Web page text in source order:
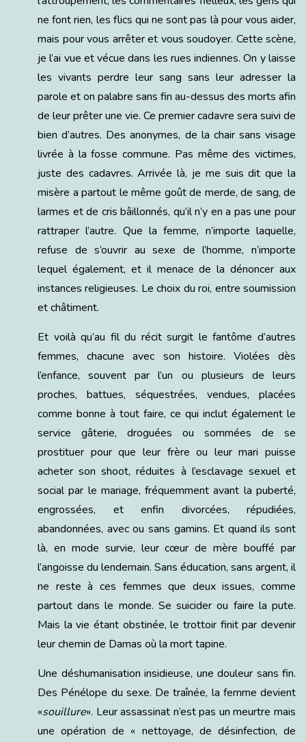
ne font rien, les flics qui ne sont pas là pour vous aider,
mais pour vous arrêter et vous soudoyer. Cette scène,
je l’ai vue et vécue dans les rues indiennes. On y laisse
les vivants perdre leur sang sans leur adresser la
parole et on palabre sans fin au-dessus des morts afin
de leur prêter une vie. Ce premier cadavre sera suivi de
bien d’autres. Des anonymes, de la chair sans visage
livrée à la fosse commune. Pas même des victimes,
juste des cadavres. Arrivée là, je me suis dit que la
misère a partout le même goût de merde, de sang, de
larmes et de cris bâillonnés, qu’il n’y en a pas une pour
rattraper l’autre. Que la femme, n’importe laquelle,
refuse de s’ouvrir au sexe de l’homme, n’importe
lequel également, et il menace de la dénoncer aux
instances religieuses. Le choix du roi, entre soumission
et châtiment.
Et voilà qu’au fil du récit surgit le fantôme d’autres
femmes, chacune avec son histoire. Violées dès
l’enfance, souvent par l’un ou plusieurs de leurs
proches, battues, séquestrées, vendues, placées
comme bonne à tout faire, ce qui inclut également le
service gâterie, droguées ou sommées de se
prostituer pour que leur frère ou leur mari puisse
acheter son shoot, réduites à l’esclavage sexuel et
social par le mariage, fréquemment avant la puberté,
engrossées, et enfin divorcées, répudiées,
abandonnées, avec ou sans gamins. Et quand ils sont
là, en mode survie, leur cœur de mère bouffé par
l’angoisse du lendemain. Sans éducation, sans argent, il
ne reste à ces femmes que deux issues, comme
partout dans le monde. Se suicider ou faire la pute.
Mais la vie étant obstinée, le trottoir finit par devenir
leur chemin de Damas où la mort tapine.
Une déshumanisation insidieuse, une douleur sans fin.
Des Pénélope du sexe. De traînée, la femme devient
«souillure». Leur assassinat n’est pas un meurtre mais
une opération de « nettoyage, de désinfection, de